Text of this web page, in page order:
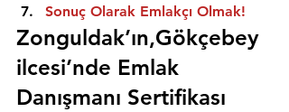
Sonuç Olarak Emlakçı Olmak!
Zonguldak’ın,Gökçebey
ilcesi’nde Emlak
Danışmanı Sertifikası